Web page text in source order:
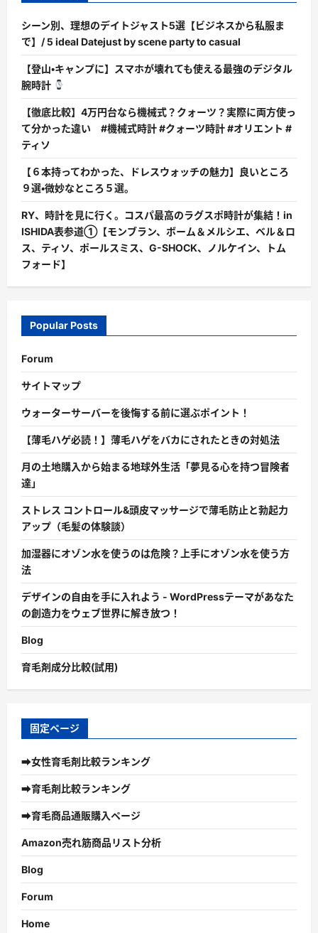
シーン別、理想のデイトジャスト5選【ビジネスから私服ま
で】/ 5 ideal Datejust by scene party to casual
【登山・キャンプに】スマホが壊れても使える最強のデジタル
腕時計
【徹底比較】4万円台なら機械式？クォーツ？実際に両方使っ
て分かった違い #機械式時計 #クォーツ時計 #オリエント #
ティソ
【６本持ってわかった、ドレスウォッチの魅力】良いところ
９選・微妙なところ５選。
RY、時計を見に行く。コスパ最高のラグスポ時計が集結！in
ISHIDA表参道①【モンブラン、ボーム＆メルシエ、ベル＆ロ
ス、ティソ、ポールスミス、G-SHOCK、ノルケイン、トム
フォード】
Popular Posts
Forum
サイトマップ
ウォーターサーバーを後悔する前に選ぶポイント！
【薄毛ハゲ必読！】薄毛ハゲをバカにされたときの対処法
月の土地購入から始まる地球外生活「夢見る心を持つ冒険者
達」
ストレス コントロール&頭皮マッサージで薄毛防止と勃起力
アップ（毛髪の体験談）
加湿器にオゾン水を使うのは危険？上手にオゾン水を使う方
法
デザインの自由を手に入れよう - WordPressテーマがあなた
の創造力をウェブ世界に解き放つ！
Blog
育毛剤成分比較(試用)
固定ページ
➡女性育毛剤比較ランキング
➡育毛剤比較ランキング
➡育毛商品通販購入ページ
Amazon売れ筋商品リスト分析
Blog
Forum
Home